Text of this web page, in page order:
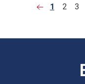
1 2 3